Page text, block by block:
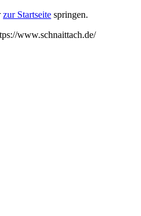
zur Startseite springen.
www.schnaittach.de/